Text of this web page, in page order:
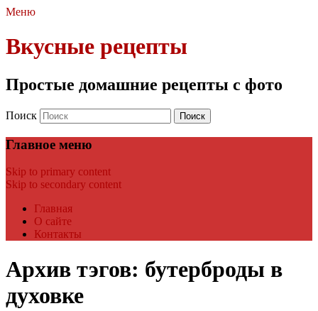
Меню
Вкусные рецепты
Простые домашние рецепты с фото
Поиск
Главное меню
Skip to primary content
Skip to secondary content
Главная
О сайте
Контакты
Архив тэгов: бутерброды в
духовке